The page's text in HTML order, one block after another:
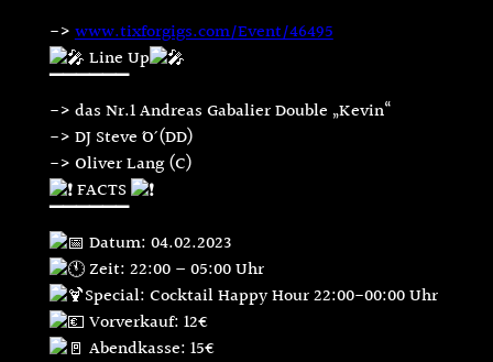
▔▔▔▔▔▔▔▔▔▔
->www.tixforgigs.com/Event/46495
Line Up
▔▔▔▔▔▔
-> das Nr.1 Andreas Gabalier Double „Kevin“
-> DJ Steve ´O´ (DD)
-> Oliver Lang (C)
FACTS
▔▔▔▔▔▔
Datum: 04.02.2023
Zeit: 22:00 – 05:00 Uhr
Special: Cocktail Happy Hour 22:00-00:00 Uhr
Vorverkauf: 12€
Abendkasse: 15€